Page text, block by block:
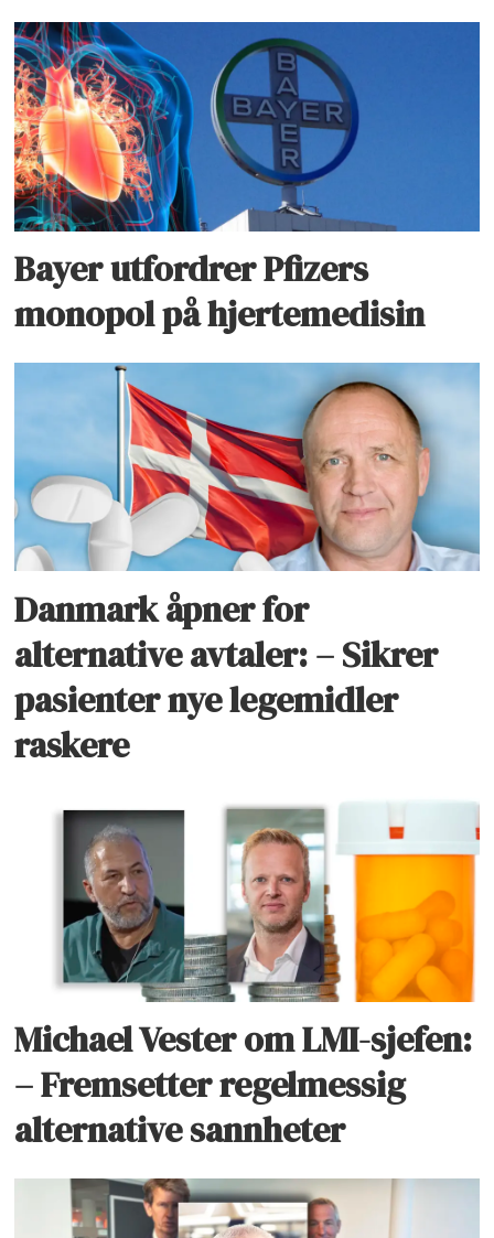
Bayer utfordrer Pfizers
monopol på hjertemedisin
Danmark åpner for
alternative avtaler: – Sikrer
pasienter nye legemidler
raskere
Michael Vester om LMI-sjefen:
– Fremsetter regelmessig
alternative sannheter